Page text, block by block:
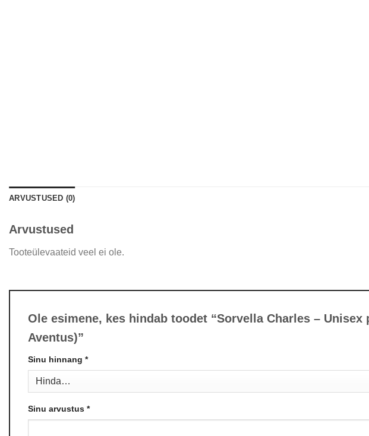
ARVUSTUSED (0)
Arvustused
Tooteülevaateid veel ei ole.
Ole esimene, kes hindab toodet “Sorvella Charles –
Aventus)”
Sinu hinnang *
Sinu arvustus *